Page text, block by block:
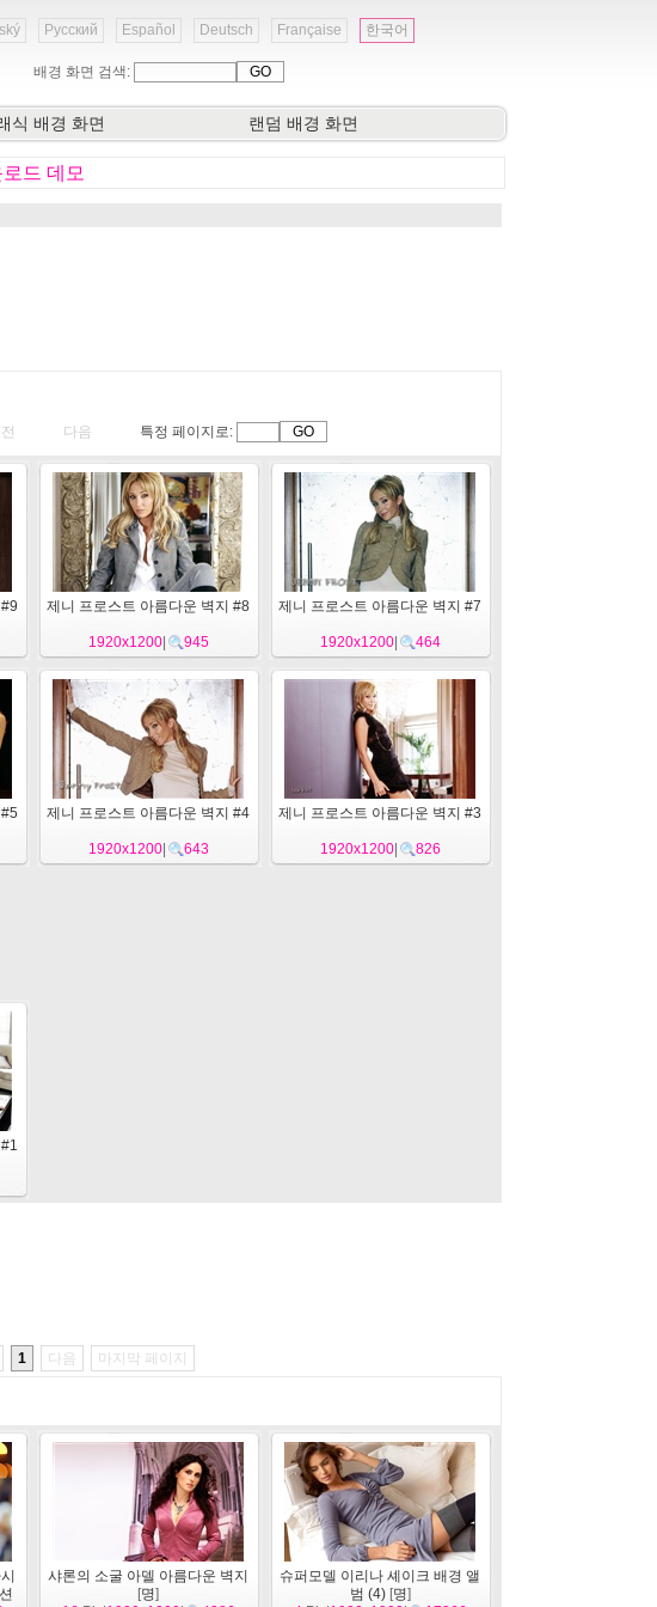
Русский Español Deutsch Française 한국어
배경 화면 검색:
식 배경 화면 랜덤 배경 화면
드 데모
다음 특정 페이지로:
제니 프로스트 아름다운 벽지 #8
1920x1200| 945
제니 프로스트 아름다운 벽지 #7
1920x1200| 464
제니 프로스트 아름다운 벽지 #4
1920x1200| 643
제니 프로스트 아름다운 벽지 #3
1920x1200| 826
1 다음 마지막 페이지
샤론의 소굴 아델 아름다운 벽지
[명]
슈퍼모델 이리나 셰이크 배경 앨
범 (4)[명]